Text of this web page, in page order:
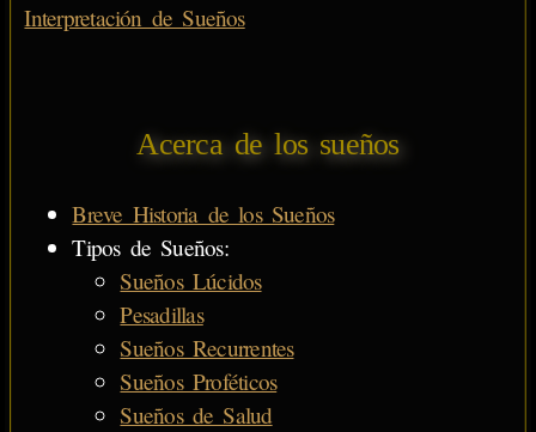
Interpretación de Sueños
Acerca de los sueños
Breve Historia de los Sueños
Tipos de Sueños:
Sueños Lúcidos
Pesadillas
Sueños Recurrentes
Sueños Proféticos
Sueños de Salud